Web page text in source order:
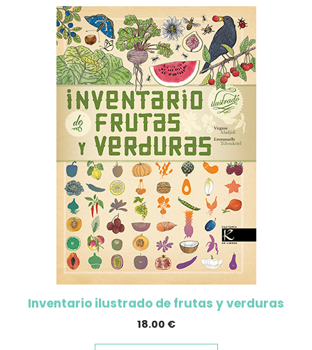
Inventario ilustrado de frutas y verduras
18.00 €